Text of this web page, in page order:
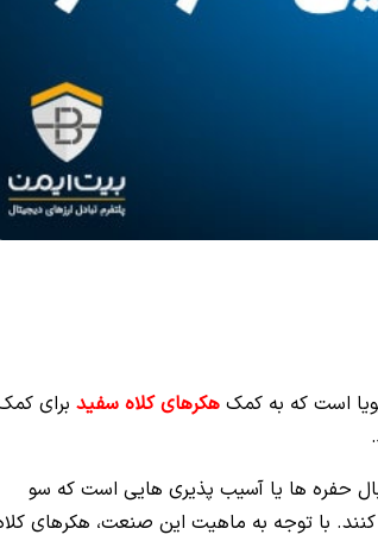
است که به کمک هکرهای کلاه سفید برای
حفره ها یا آسیب پذیری هایی است که سو
با توجه به ماهیت این صنعت، هکرهای